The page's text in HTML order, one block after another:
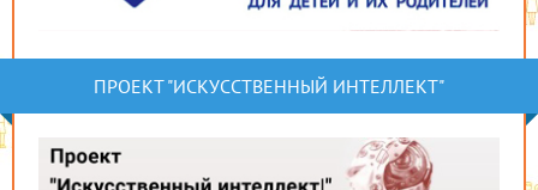
ПРОЕКТ "ИСКУССТВЕННЫЙ ИНТЕЛЛЕКТ"